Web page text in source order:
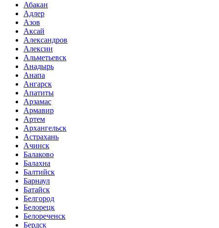
Абакан
Адлер
Азов
Аксай
Александров
Алексин
Альметьевск
Анадырь
Анапа
Ангарск
Апатиты
Арзамас
Армавир
Артем
Архангельск
Астрахань
Ачинск
Балаково
Балахна
Балтийск
Барнаул
Батайск
Белгород
Белорецк
Белореченск
Бердск